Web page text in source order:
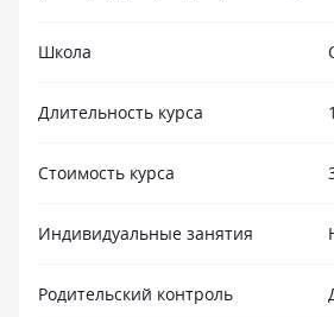
Школа
Длительность курса
Стоимость курса
Индивидуальные занятия
Родительский контроль